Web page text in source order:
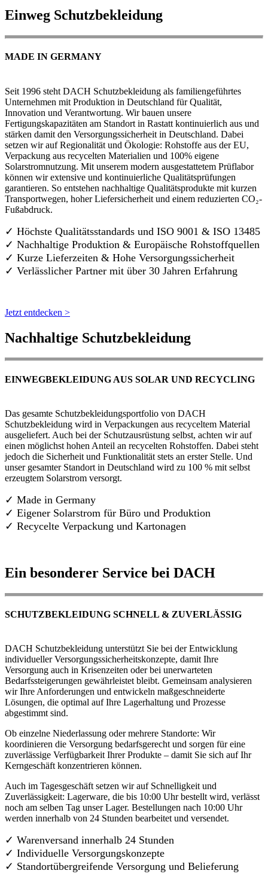
Einweg Schutzbekleidung
MADE IN GERMANY
Seit 1996 steht DACH Schutzbekleidung als familiengeführtes
Unternehmen mit Produktion in Deutschland für Qualität,
Innovation und Verantwortung. Wir bauen unsere
Fertigungskapazitäten am Standort in Rastatt kontinuierlich aus und
stärken damit den Versorgungssicherheit in Deutschland. Dabei
setzen wir auf Regionalität und Ökologie: Rohstoffe aus der EU,
Verpackung aus recycelten Materialien und 100% eigene
Solarstromnutzung. Mit unserem modern ausgestattetem Prüflabor
können wir extensive und kontinuierliche Qualitätsprüfungen
garantieren. So entstehen nachhaltige Qualitätsprodukte mit kurzen
Transportwegen, hoher Liefersicherheit und einem reduzierten CO₂-
Fußabdruck.
✓ Höchste Qualitätsstandards und ISO 9001 & ISO 13485
✓ Nachhaltige Produktion & Europäische Rohstoffquellen
✓ Kurze Lieferzeiten & Hohe Versorgungssicherheit
✓ Verlässlicher Partner mit über 30 Jahren Erfahrung
Jetzt entdecken >
Nachhaltige Schutzbekleidung
EINWEGBEKLEIDUNG AUS SOLAR UND RECYCLING
Das gesamte Schutzbekleidungsportfolio von DACH
Schutzbekleidung wird in Verpackungen aus recyceltem Material
ausgeliefert. Auch bei der Schutzausrüstung selbst, achten wir auf
einen möglichst hohen Anteil an recycelten Rohstoffen. Dabei steht
jedoch die Sicherheit und Funktionalität stets an erster Stelle. Und
unser gesamter Standort in Deutschland wird zu 100 % mit selbst
erzeugtem Solarstrom versorgt.
✓ Made in Germany
✓ Eigener Solarstrom für Büro und Produktion
✓ Recycelte Verpackung und Kartonagen
Ein besonderer Service bei DACH
SCHUTZBEKLEIDUNG SCHNELL & ZUVERLÄSSIG
DACH Schutzbekleidung unterstützt Sie bei der Entwicklung
individueller Versorgungssicherheitskonzepte, damit Ihre
Versorgung auch in Krisenzeiten oder bei unerwarteten
Bedarfssteigerungen gewährleistet bleibt. Gemeinsam analysieren
wir Ihre Anforderungen und entwickeln maßgeschneiderte
Lösungen, die optimal auf Ihre Lagerhaltung und Prozesse
abgestimmt sind.
Ob einzelne Niederlassung oder mehrere Standorte: Wir
koordinieren die Versorgung bedarfsgerecht und sorgen für eine
zuverlässige Verfügbarkeit Ihrer Produkte – damit Sie sich auf Ihr
Kerngeschäft konzentrieren können.
Auch im Tagesgeschäft setzen wir auf Schnelligkeit und
Zuverlässigkeit: Lagerware, die bis 10:00 Uhr bestellt wird, verlässt
noch am selben Tag unser Lager. Bestellungen nach 10:00 Uhr
werden innerhalb von 24 Stunden bearbeitet und versendet.
✓ Warenversand innerhalb 24 Stunden
✓ Individuelle Versorgungskonzepte
✓ Standortübergreifende Versorgung und Belieferung